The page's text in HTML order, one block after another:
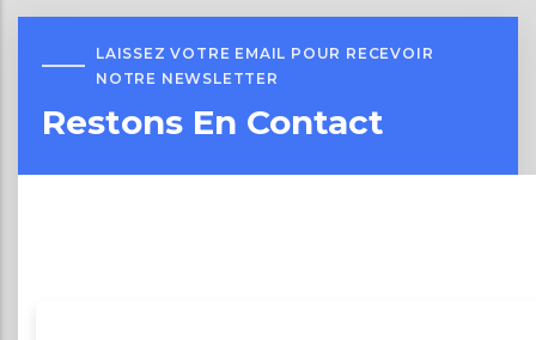
LAISSEZ VOTRE EMAIL POUR RECEVOIR
NOTRE NEWSLETTER
Restons En Contact